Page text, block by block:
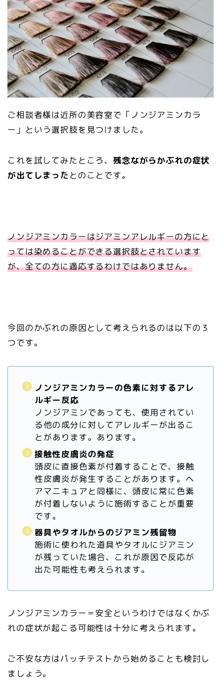
ご相談者様は近所の美容室で「ノンジアミンカラ
ー」という選択肢を見つけました。
これを試してみたところ、 残念ながらかぶれの症状
が出てしまったとのことです。
ノンジアミンカラーはジアミンアレルギーの方にと
っては染めることができる選択肢とされています
が、全ての方に適応するわけではありません。
今回のかぶれの原因として考えられるのは以下の３
つです。
ノンジアミンカラーの色素に対するアレ
ルギー反応
ノンジアミンであっても、使用されてい
る他の成分に対してアレルギーが出るこ
とがあります。あります。
接触性皮膚炎の発症
頭皮に直接色素が付着することで、接触
性皮膚炎が発生することがあります。ヘ
アマニキュアと同様に、頭皮に常に色素
が付着しないように施術することが重要
です。
器具やタオルからのジアミン残留物
施術に使われた道具やタオルにジアミン
が残っていた場合、これが原因で反応が
出た可能性も考えられます。
ノンジアミンカラー＝安全というわけではなくかぶ
れの症状が起こる可能性は十分に考えられます。
ご不安な方はパッチテストから始めることも検討し
ましょう。